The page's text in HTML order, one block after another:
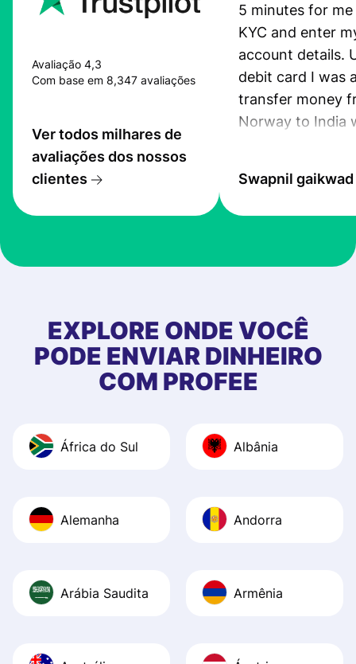
Avaliação 4,3
Com base em 8,347 avaliações
Ver todos milhares de
avaliações dos nossos
clientes
5 minutes for
KYC and enter
account details.
debit card I was
transfer money
Norway to India
for the first
wants to
Swapnil gaikwad
EXPLORE ONDE VOCÊ
PODE ENVIAR DINHEIRO
COM PROFEE
África do Sul Albânia
Alemanha Andorra
Arábia Saudita Armênia